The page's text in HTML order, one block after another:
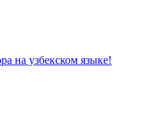
на узбекском языке!